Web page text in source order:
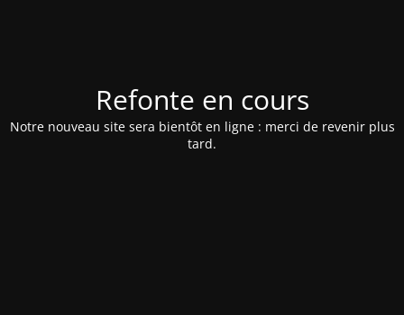
Refonte en cours
Notre nouveau site sera bientôt en ligne : merci de revenir plus
tard.